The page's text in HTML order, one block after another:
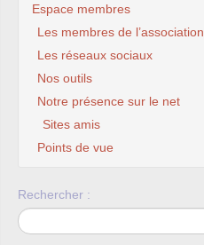
Espace membres
Les membres de l’association
Les réseaux sociaux
Nos outils
Notre présence sur le net
Sites amis
Points de vue
Rechercher :